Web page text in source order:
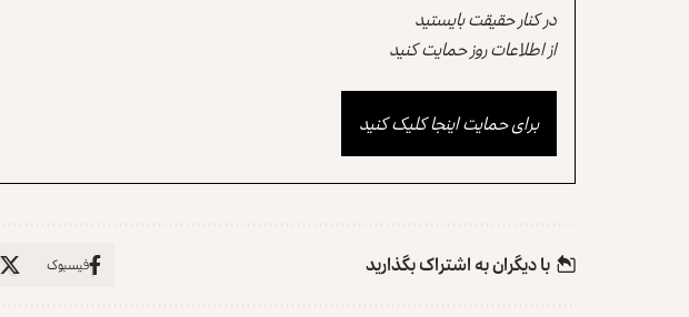
در کنار حقیقت بایستید
از اطلاعات روز حمایت کنید
برای حمایت اینجا کلیک کنید
با دیگران به‌‌ اشتراک بگذارید فیسبوک